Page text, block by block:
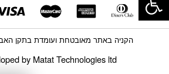
by Matat Technologies ltd
הקניה באתר מאובטחת ועומדת בתקן